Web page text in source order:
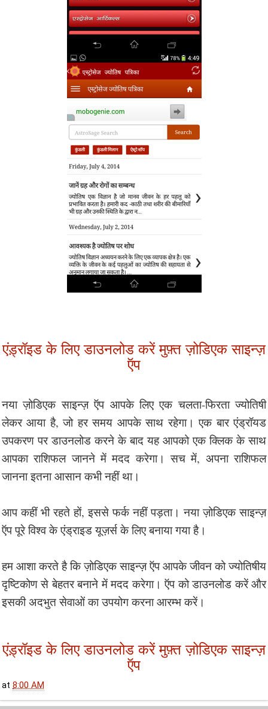
एंड़्रॉइड के लिए डाउनलोड करें मुफ़्त ज़ोडिएक साइन्ज़
ऍप
नया ज़ोडिएक साइन्ज़ ऍप आपके लिए एक चलता-फिरता ज्योतिषी
लेकर आया है, जो हर समय आपके साथ रहेगा। एक बार एंड्रॉयड
उपकरण पर डाउनलोड करने के बाद यह आपको एक क्लिक के साथ
आपका राशिफल जानने में मदद करेगा। सच में, अपना राशिफल
जानना इतना आसान कभी नहीं था।
आप कहीं भी रहते हों, इससे फर्क नहीं पड़ता। नया ज़ोडिएक साइन्ज़
ऍप पूरे विश्व के एंड्राइड यूज़र्स के लिए बनाया गया है।
हम आशा करते है कि ज़ोडिएक साइन्ज़ ऍप आपके जीवन को ज्योतिषीय
दृष्टिकोण से बेहतर बनाने में मदद करेगा। ऍप को डाउनलोड करें और
इसकी अदभुत सेवाओं का उपयोग करना आरम्भ करें।
एंड़्रॉइड के लिए डाउनलोड करें मुफ़्त ज़ोडिएक साइन्ज़
ऍप
at 8:00 AM